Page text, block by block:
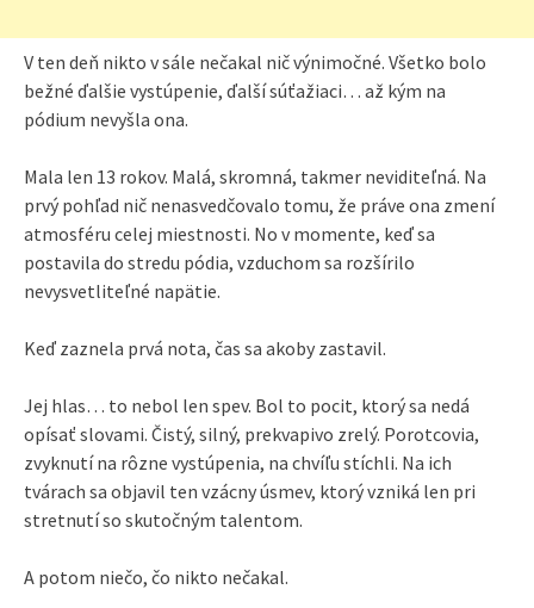
V ten deň nikto v sále nečakal nič výnimočné. Všetko bolo
bežné ďalšie vystúpenie, ďalší súťažiaci… až kým na
pódium nevyšla ona.
Mala len 13 rokov. Malá, skromná, takmer neviditeľná. Na
prvý pohľad nič nenasvedčovalo tomu, že práve ona zmení
atmosféru celej miestnosti. No v momente, keď sa
postavila do stredu pódia, vzduchom sa rozšírilo
nevysvetliteľné napätie.
Keď zaznela prvá nota, čas sa akoby zastavil.
Jej hlas… to nebol len spev. Bol to pocit, ktorý sa nedá
opísať slovami. Čistý, silný, prekvapivo zrelý. Porotcovia,
zvyknutí na rôzne vystúpenia, na chvíľu stíchli. Na ich
tvárach sa objavil ten vzácny úsmev, ktorý vzniká len pri
stretnutí so skutočným talentom.
A potom niečo, čo nikto nečakal.